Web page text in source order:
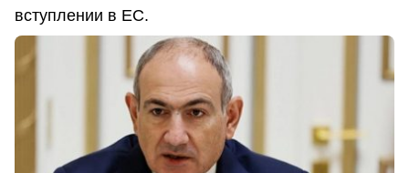
вступлении в ЕС.